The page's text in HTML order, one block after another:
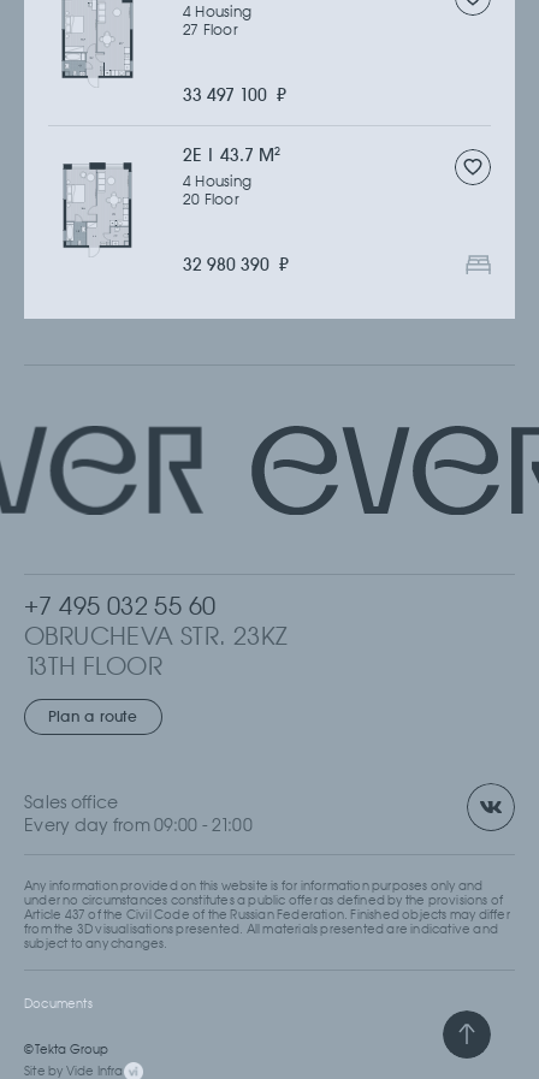
4 Housing
27 Floor
33 497 100 ₽
2Е | 43.7 M2
4 Housing
20 Floor
32 980 390 ₽
+7 495 032 55 60
OBRUCHEVA STR. 23KZ
13TH FLOOR
MOSCOW, RUSSIA
Plan a route
Sales office
Every day from 09:00 - 21:00
Any information provided on this website is for information purposes only and
under no circumstances constitutes a public offer as defined by the provisions of
Article 437 of the Civil Code of the Russian Federation. Finished objects may differ
from the 3D visualisations presented. All materials presented are indicative and
subject to any changes.
© Tekta Group
Site by Vide Infra
Documents